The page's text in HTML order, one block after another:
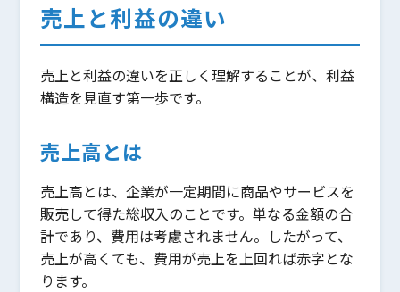
売上と利益の違い
売上と利益の違いを正しく理解することが、利益
構造を見直す第一歩です。
売上高とは
売上高とは、企業が一定期間に商品やサービスを
販売して得た総収入のことです。単なる金額の合
計であり、費用は考慮されません。したがって、
売上が高くても、費用が売上を上回れば赤字とな
ります。